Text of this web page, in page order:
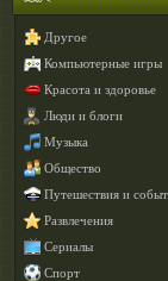
Другое
Компьютерные игры
Красота и здоровье
Люди и блоги
Музыка
Общество
Путешествия и
Развлечения
Сериалы
Спорт